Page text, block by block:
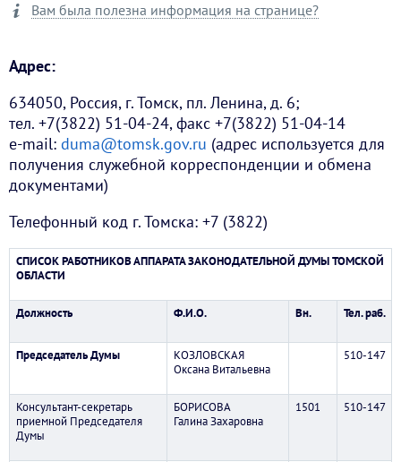
Вам была полезна информация на странице?
Адрес:
634050, Россия, г. Томск, пл. Ленина, д. 6;
тел. +7(3822) 51-04-24, факс +7(3822) 51-04-14
e-mail: duma@tomsk.gov.ru (адрес используется для
получения служебной корреспонденции и обмена
документами)
Телефонный код г. Томска: +7 (3822)
СПИСОК РАБОТНИКОВ АППАРАТА ЗАКОНОДАТЕЛЬНОЙ ДУМЫ ТОМСКОЙ
ОБЛАСТИ
Должность Ф.И.О. Вн. Тел. раб.
Председатель Думы
КОЗЛОВСКАЯ
Оксана Витальевна
510-147
Консультант-секретарь
приемной Председателя
Думы
БОРИСОВА
Галина Захаровна
1501 510-147